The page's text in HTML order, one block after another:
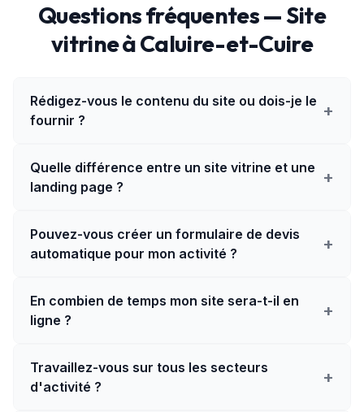
Questions fréquentes — Site
vitrine à Caluire-et-Cuire
Rédigez-vous le contenu du site ou dois-je le
fournir ?
+
Quelle différence entre un site vitrine et une
landing page ?
+
Pouvez-vous créer un formulaire de devis
automatique pour mon activité ?
+
En combien de temps mon site sera-t-il en
ligne ?
+
Travaillez-vous sur tous les secteurs
d'activité ?
+